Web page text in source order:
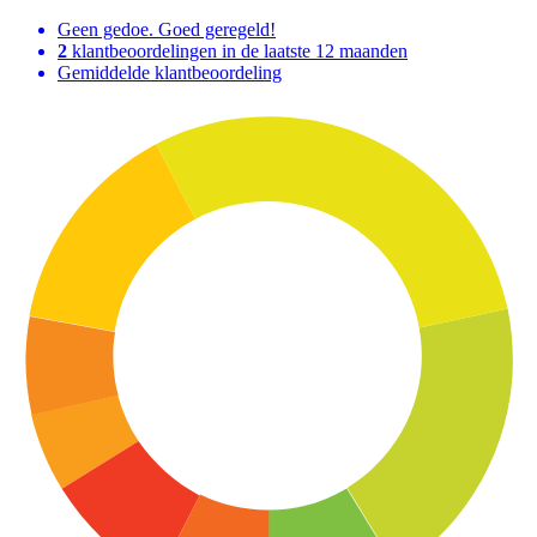
Geen gedoe. Goed geregeld!
2 klantbeoordelingen in de laatste 12 maanden
Gemiddelde klantbeoordeling